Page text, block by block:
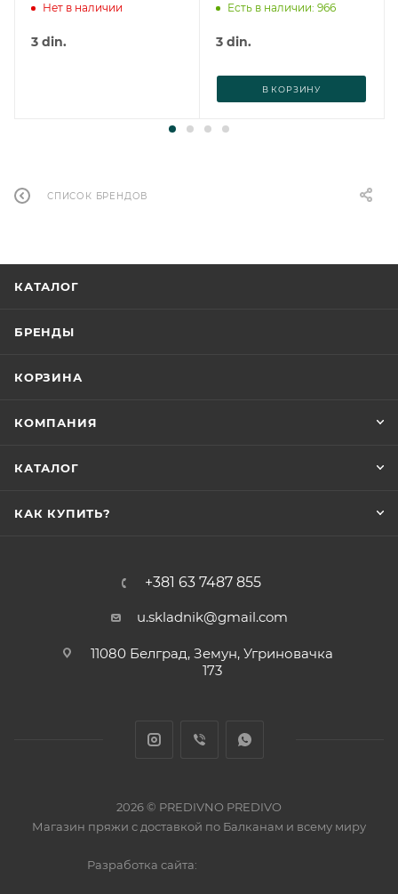
Нет в наличии
3 din.
Есть в наличии: 966
3 din.
В КОРЗИНУ
СПИСОК БРЕНДОВ
КАТАЛОГ
БРЕНДЫ
КОРЗИНА
КОМПАНИЯ
КАТАЛОГ
КАК КУПИТЬ?
+381 63 7487 855
u.skladnik@gmail.com
11080 Белград, Земун, Угриновачка
173
2026 © PREDIVNO PREDIVO
Магазин пряжи с доставкой по Балканам и всему миру
Разработка сайта: